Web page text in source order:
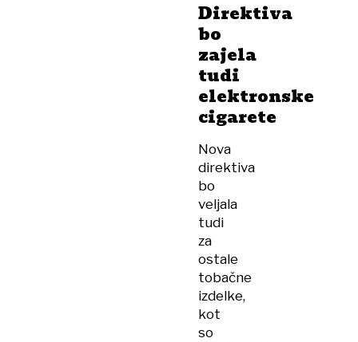
Direktiva
bo
zajela
tudi
elektronske
cigarete
Nova
direktiva
bo
veljala
tudi
za
ostale
tobačne
izdelke,
kot
so